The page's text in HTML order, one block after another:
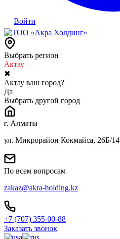
Войти
Выбрать регион
Актау
✖
Актау ваш город?
Да
Выбрать другой город
г. Алматы
ул. Микрорайон Кокмайса, 26Б/14
По всем вопросам
zakaz@akra-holding.kz
+7 (707) 355-00-88
Заказать звонок